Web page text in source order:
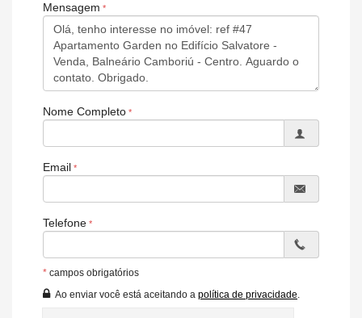
Área de Lazer
- Playground
- Salão de festas equipado com lounge e espaço gourmet
- Piscina adulto e infantil com espelho d’água e bar gourmet
- Espaço Fitness
Apartamento diferenciado 7º andar - última unidade disponível
3 Suítes
Piso Laminado nos quartos
Amplo living com cortina de vidro
Mensagem
Nome Completo
Email
Telefone
* campos obrigatórios
Ao enviar você está aceitando a política de privacidade